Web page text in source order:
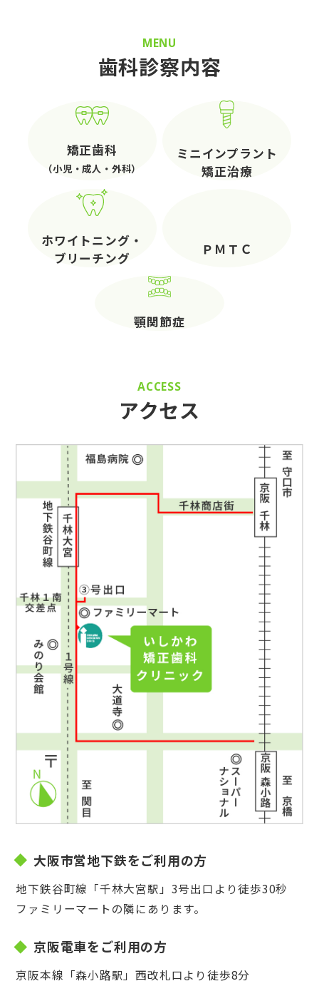
MENU
歯科診察内容
矯正歯科
（小児・成人・外科）
ミニインプラント
矯正治療
ホワイトニング・
ブリーチング
ＰＭＴＣ
顎関節症
ACCESS
アクセス
大阪市営地下鉄をご利用の方
地下鉄谷町線「千林大宮駅」3号出口より徒歩30秒
ファミリーマートの隣にあります。
京阪電車をご利用の方
京阪本線「森小路駅」西改札口より徒歩8分